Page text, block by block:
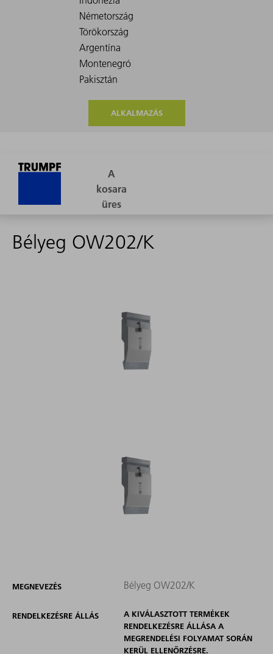
ALKALMAZÁS
Bélyeg OW202/K
MEGNEVEZÉS Bélyeg OW202/K
RENDELKEZÉSRE ÁLLÁS
A KIVÁLASZTOTT TERMÉKEK
RENDELKEZÉSRE ÁLLÁSA A
MEGRENDELÉSI FOLYAMAT SORÁN
KERÜL ELLENŐRZÉSRE.